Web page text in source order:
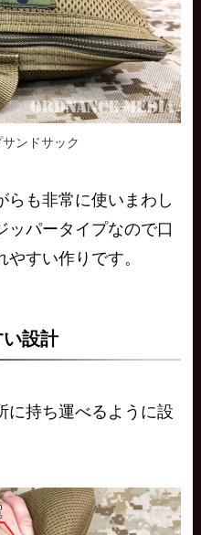
ンドサック
らも非常に使いまわし
ッパータイプなので口
すい作りです。
設計
に持ち運べるように設